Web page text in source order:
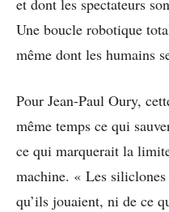
et dont les spectateurs
Une boucle robotique
même dont les humains
Pour Jean-Paul Oury,
même temps ce qui
ce qui marquerait la
machine. « Les siliclones
qu’ils jouaient, ni de ce